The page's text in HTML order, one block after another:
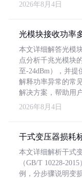
2026年8月4日
光模块接收功率
本文详细解答光模
点分析千兆光模块
至-24dBm），并
解释功率异常的常
解决方案，帮助用
2026年8月4日
干式变压器损耗
本文详细解析干式
（GB/T 10228-
例，分步骤说明变